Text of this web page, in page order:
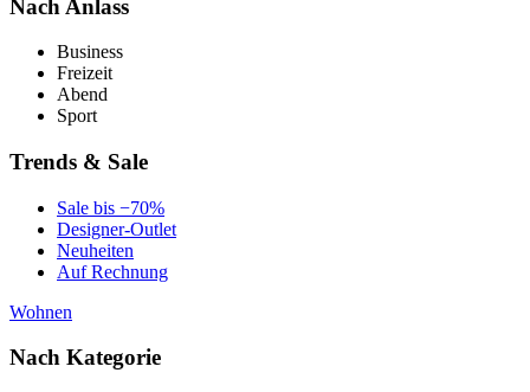
Nach Anlass
Business
Freizeit
Abend
Sport
Trends & Sale
Sale bis −70%
Designer-Outlet
Neuheiten
Auf Rechnung
Wohnen
Nach Kategorie